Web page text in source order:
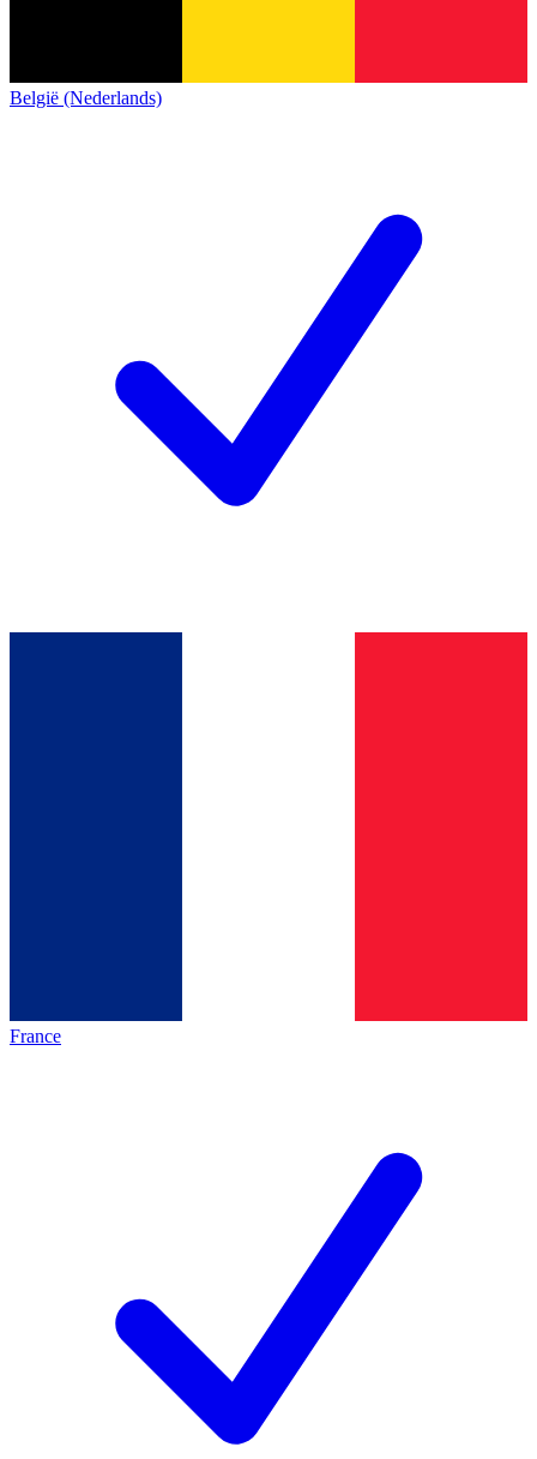
België (Nederlands)
France